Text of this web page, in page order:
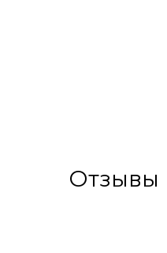
Отзывы